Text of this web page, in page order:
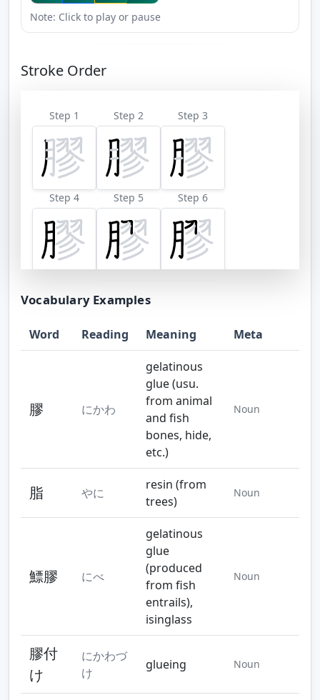
Note: Click to play or pause
Stroke Order
Step 1 Step 2 Step 3
Step 4 Step 5 Step 6
Step 12
Step 15
Vocabulary Examples
Word Reading Meaning Meta
膠 にかわ
gelatinous
glue (usu.
from animal
and fish
bones, hide,
etc.)
Noun
脂 やに
resin (from
trees)
Noun
鰾膠 にべ
gelatinous
glue
(produced
from fish
entrails),
isinglass
Noun
膠付
け
にかわづ
け
glueing Noun